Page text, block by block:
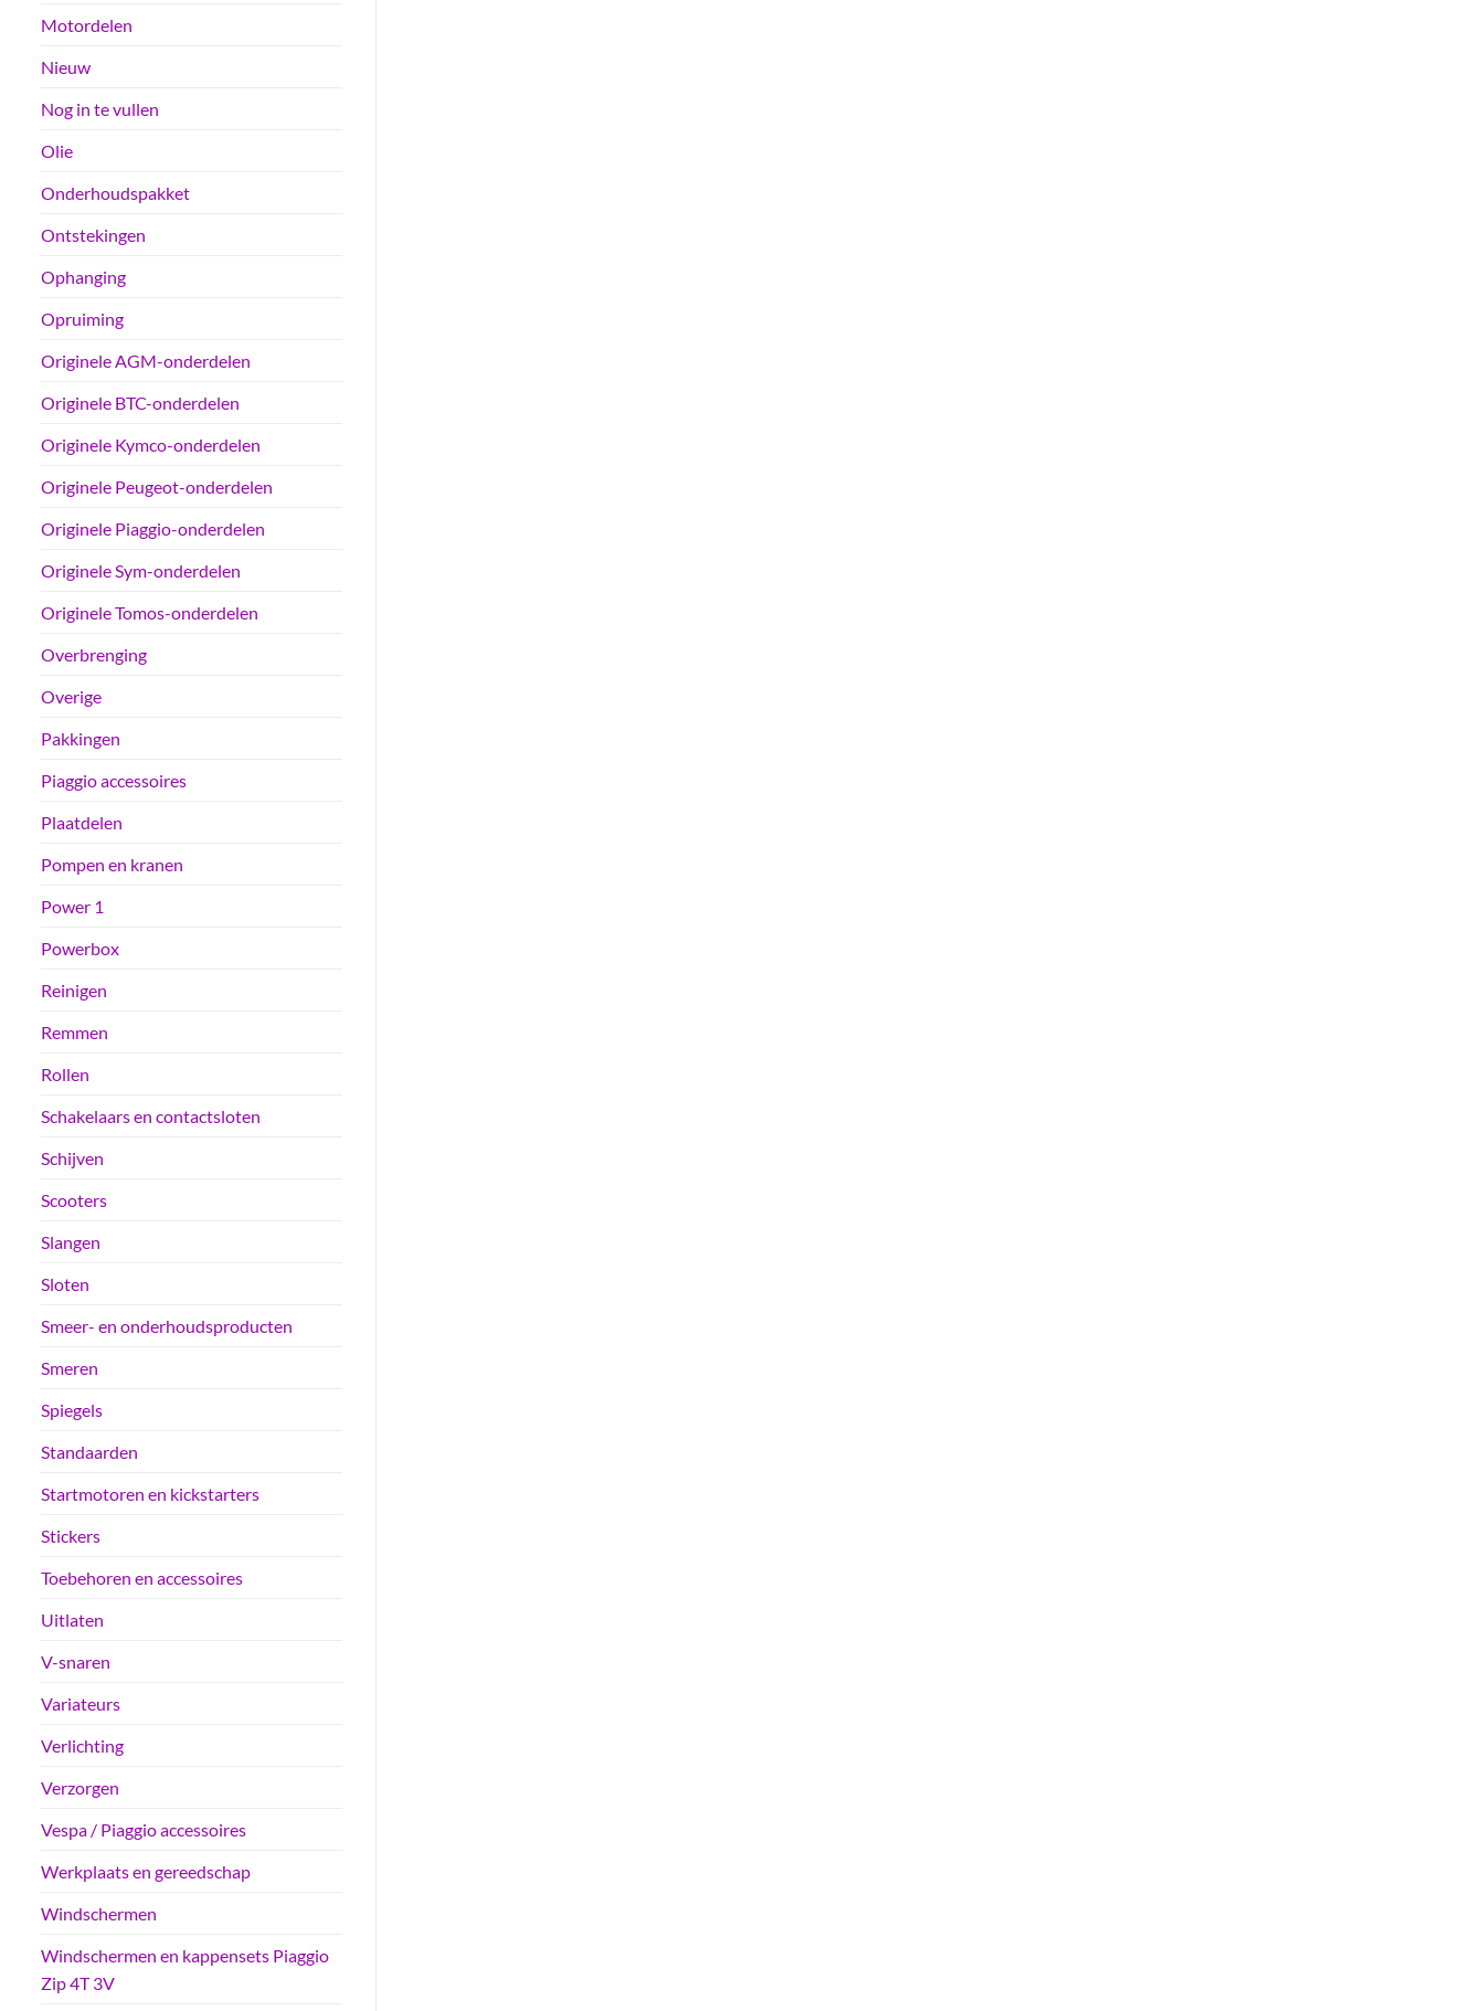
Motordelen
Nieuw
Nog in te vullen
Olie
Onderhoudspakket
Ontstekingen
Ophanging
Opruiming
Originele AGM-onderdelen
Originele BTC-onderdelen
Originele Kymco-onderdelen
Originele Peugeot-onderdelen
Originele Piaggio-onderdelen
Originele Sym-onderdelen
Originele Tomos-onderdelen
Overbrenging
Overige
Pakkingen
Piaggio accessoires
Plaatdelen
Pompen en kranen
Power 1
Powerbox
Reinigen
Remmen
Rollen
Schakelaars en contactsloten
Schijven
Scooters
Slangen
Sloten
Smeer- en onderhoudsproducten
Smeren
Spiegels
Standaarden
Startmotoren en kickstarters
Stickers
Toebehoren en accessoires
Uitlaten
V-snaren
Variateurs
Verlichting
Verzorgen
Vespa / Piaggio accessoires
Werkplaats en gereedschap
Windschermen
Windschermen en kappensets Piaggio
Zip 4T 3V